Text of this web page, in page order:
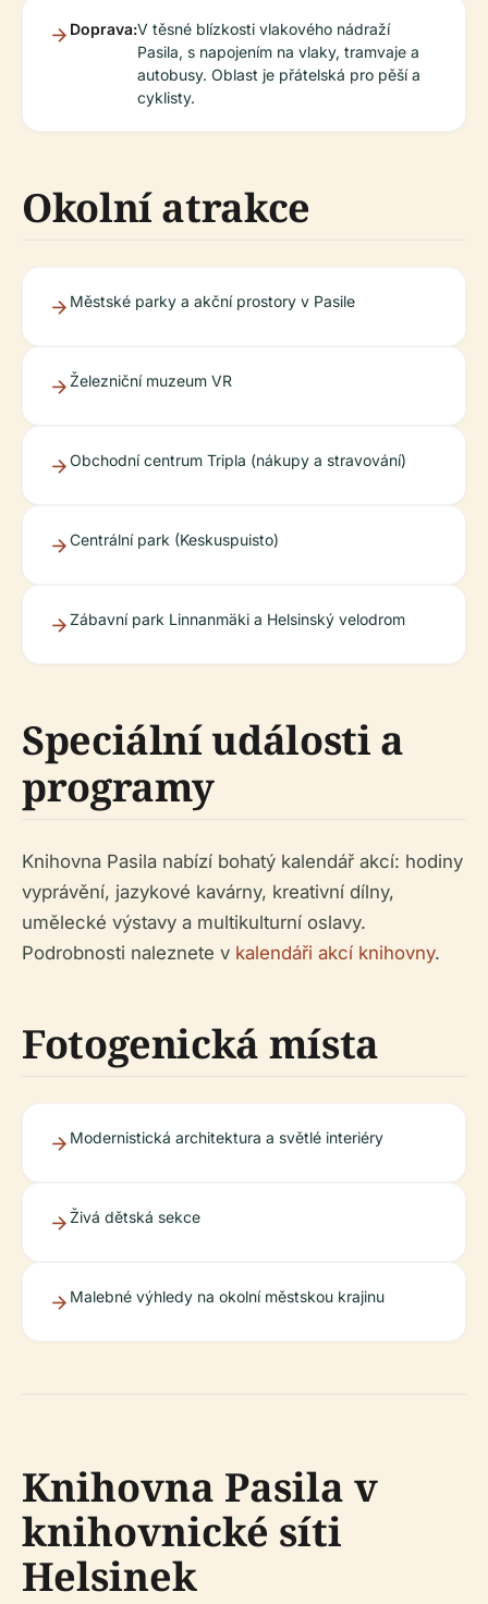
Doprava:V těsné blízkosti vlakového nádraží
Pasila, s napojením na vlaky, tramvaje a
autobusy. Oblast je přátelská pro pěší a
cyklisty.
Okolní atrakce
Městské parky a akční prostory v Pasile
Železniční muzeum VR
Obchodní centrum Tripla (nákupy a stravování)
Centrální park (Keskuspuisto)
Zábavní park Linnanmäki a Helsinský velodrom
Speciální události a
programy
Knihovna Pasila nabízí bohatý kalendář akcí: hodiny
vyprávění, jazykové kavárny, kreativní dílny,
umělecké výstavy a multikulturní oslavy.
Podrobnosti naleznete v kalendáři akcí knihovny.
Fotogenická místa
Modernistická architektura a světlé interiéry
Živá dětská sekce
Malebné výhledy na okolní městskou krajinu
Knihovna Pasila v
knihovnické síti
Helsinek